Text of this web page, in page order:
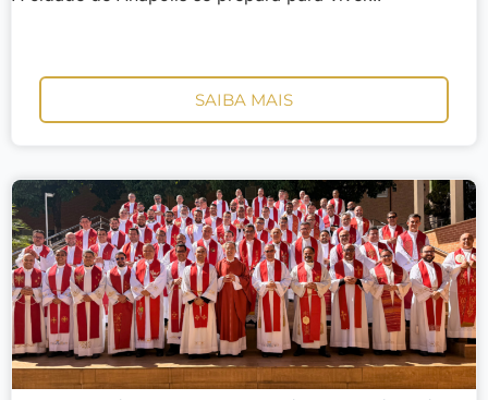
SAIBA MAIS